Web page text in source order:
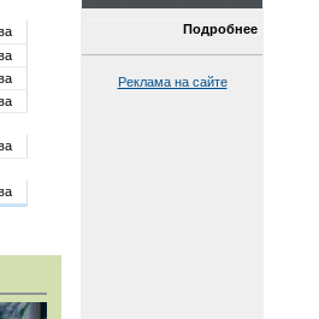
Подробнее
Реклама на сайте